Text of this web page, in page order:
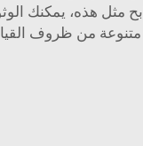
مثل هذه، يمكنك
من ظروف